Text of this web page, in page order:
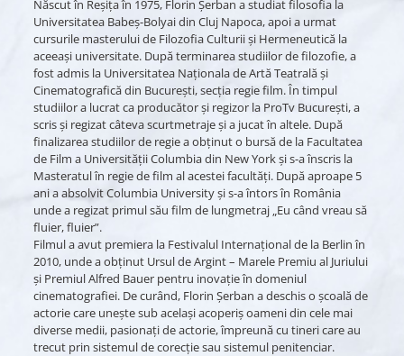
Născut în Reșița în 1975, Florin Șerban a studiat filosofia la
Universitatea Babeș-Bolyai din Cluj Napoca, apoi a urmat
cursurile masterului de Filozofia Culturii și Hermeneutică la
aceeași universitate. După terminarea studiilor de filozofie, a
fost admis la Universitatea Naționala de Artă Teatrală și
Cinematografică din București, secția regie film. În timpul
studiilor a lucrat ca producător și regizor la ProTv București, a
scris și regizat câteva scurtmetraje și a jucat în altele. După
finalizarea studiilor de regie a obținut o bursă de la Facultatea
de Film a Universității Columbia din New York și s-a înscris la
Masteratul în regie de film al acestei facultăți. După aproape 5
ani a absolvit Columbia University și s-a întors în România
unde a regizat primul său film de lungmetraj „Eu când vreau să
fluier, fluier”.
Filmul a avut premiera la Festivalul Internațional de la Berlin în
2010, unde a obținut Ursul de Argint – Marele Premiu al Juriului
și Premiul Alfred Bauer pentru inovație în domeniul
cinematografiei. De curând, Florin Șerban a deschis o școală de
actorie care unește sub același acoperiș oameni din cele mai
diverse medii, pasionați de actorie, împreună cu tineri care au
trecut prin sistemul de corecție sau sistemul penitenciar.